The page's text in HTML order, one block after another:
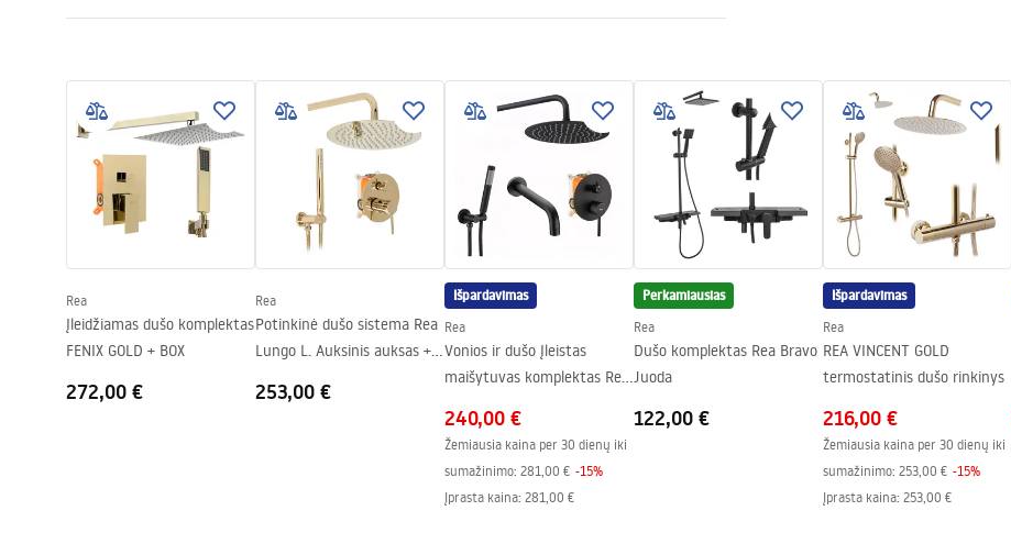
Kabinos tipas
Walk-in
Surinkimas
Ant irkluojančio baseino arba ant grindų
Aukštis (mm)
Kabinos kryptis
Universalus
Garantija
24 mėnesių
„Easy Clean“ danga
Taip, vienoje stiklo pusėje
bezpieczeństwie
WARUNKI_BEZPIECZENSTWA_KABI
NY_DRZWI_PARAWANY.pdf
xi.pdf
Rea
Įleidžiamas dušo komplektas
FENIX GOLD + BOX
272,00 €
Rea
Potinkinė dušo sistema Rea
Lungo L. Auksinis auksas +
253,00 €
Išpardavimas
Rea
Vonios ir dušo Įleistas
maišytuvas komplektas Rea
240,00 €
Žemiausia kaina per 30 dienų iki
sumažinimo: 281,00 € -15%
Įprasta kaina: 281,00 €
Perkamiausias
Rea
Dušo komplektas Rea Bravo
Juoda
122,00 €
Išpardavimas
Rea
REA VINCENT GOLD
termostatinis dušo rinkinys
216,00 €
Žemiausia kaina per 30 dienų iki
sumažinimo: 253,00 € -15%
Įprasta kaina: 253,00 €